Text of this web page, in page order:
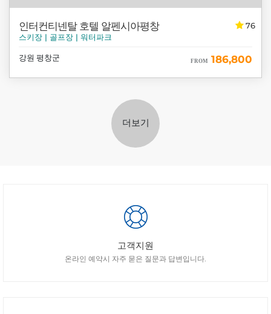
76
인터컨티넨탈 호텔 알펜시아평창
스키장 | 골프장 | 워터파크
강원 평창군 FROM 186,800
더보기
고객지원
온라인 예약시 자주 묻은 질문과 답변입니다.